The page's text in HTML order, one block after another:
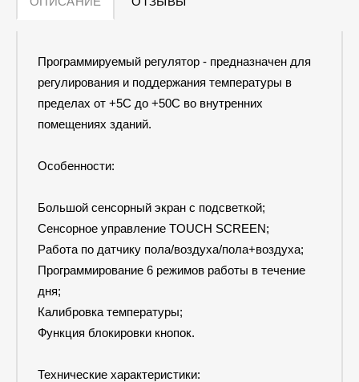
Программируемый регулятор - предназначен для
регулирования и поддержания температуры в
пределах от +5С до +50С во внутренних
помещениях зданий.
Особенности:
Большой сенсорный экран с подсветкой;
Сенсорное управление TOUCH SCREEN;
Работа по датчику пола/воздуха/пола+воздуха;
Программирование 6 режимов работы в течение
дня;
Калибровка температуры;
Функция блокировки кнопок.
Технические характеристики: